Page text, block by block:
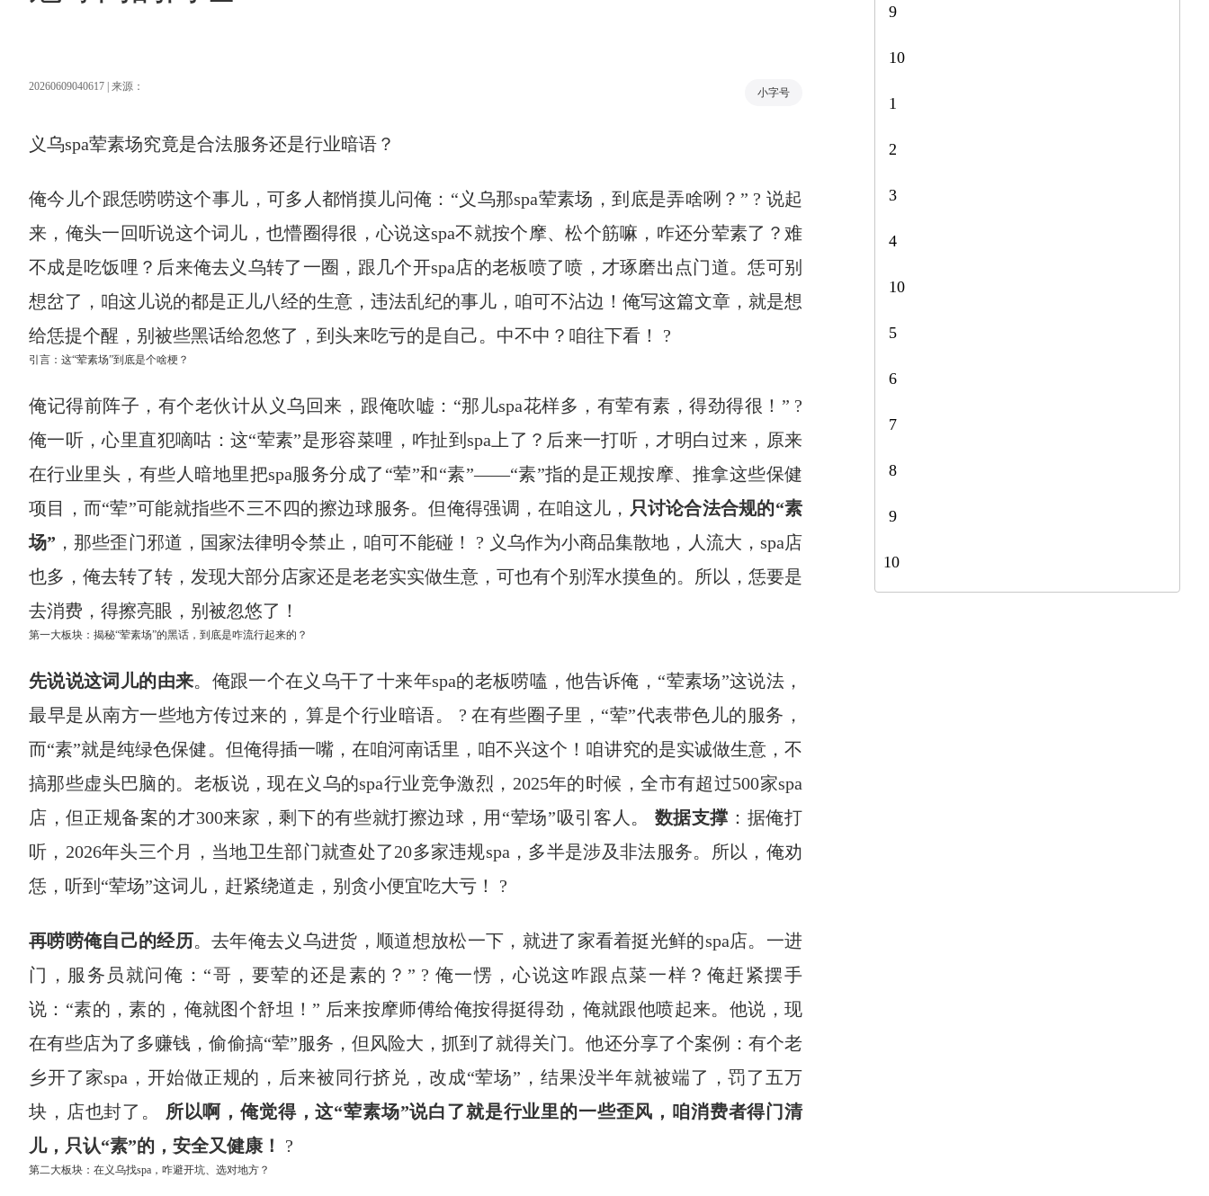
20260609040617 | 来源： 小字号
义乌spa荤素场究竟是合法服务还是行业暗语？
俺今儿个跟恁唠唠这个事儿，可多人都悄摸儿问俺：“义乌那spa荤素场，到底是弄啥咧？” ? 说起
来，俺头一回听说这个词儿，也懵圈得很，心说这spa不就按个摩、松个筋嘛，咋还分荤素了？难
不成是吃饭哩？后来俺去义乌转了一圈，跟几个开spa店的老板喷了喷，才琢磨出点门道。恁可别
想岔了，咱这儿说的都是正儿八经的生意，违法乱纪的事儿，咱可不沾边！俺写这篇文章，就是想
给恁提个醒，别被些黑话给忽悠了，到头来吃亏的是自己。中不中？咱往下看！ ?
引言：这“荤素场”到底是个啥梗？
俺记得前阵子，有个老伙计从义乌回来，跟俺吹嘘：“那儿spa花样多，有荤有素，得劲得很！” ?
俺一听，心里直犯嘀咕：这“荤素”是形容菜哩，咋扯到spa上了？后来一打听，才明白过来，原来
在行业里头，有些人暗地里把spa服务分成了“荤”和“素”——“素”指的是正规按摩、推拿这些保健
项目，而“荤”可能就指些不三不四的擦边球服务。但俺得强调，在咱这儿， 只讨论合法合规的“素
场” ，那些歪门邪道，国家法律明令禁止，咱可不能碰！ ? 义乌作为小商品集散地，人流大，spa店
也多，俺去转了转，发现大部分店家还是老老实实做生意，可也有个别浑水摸鱼的。所以，恁要是
去消费，得擦亮眼，别被忽悠了！
第一大板块：揭秘“荤素场”的黑话，到底是咋流行起来的？
先说说这词儿的由来。俺跟一个在义乌干了十来年spa的老板唠嗑，他告诉俺，“荤素场”这说法，
最早是从南方一些地方传过来的，算是个行业暗语。 ? 在有些圈子里，“荤”代表带色儿的服务，
而“素”就是纯绿色保健。但俺得插一嘴，在咱河南话里，咱不兴这个！咱讲究的是实诚做生意，不
搞那些虚头巴脑的。老板说，现在义乌的spa行业竞争激烈，2025年的时候，全市有超过500家spa
店，但正规备案的才300来家，剩下的有些就打擦边球，用“荤场”吸引客人。 数据支撑 ：据俺打
听，2026年头三个月，当地卫生部门就查处了20多家违规spa，多半是涉及非法服务。所以，俺劝
恁，听到“荤场”这词儿，赶紧绕道走，别贪小便宜吃大亏！ ?
再唠唠俺自己的经历。去年俺去义乌进货，顺道想放松一下，就进了家看着挺光鲜的spa店。一进
门，服务员就问俺：“哥，要荤的还是素的？” ? 俺一愣，心说这咋跟点菜一样？俺赶紧摆手
说：“素的，素的，俺就图个舒坦！” 后来按摩师傅给俺按得挺得劲，俺就跟他喷起来。他说，现
在有些店为了多赚钱，偷偷搞“荤”服务，但风险大，抓到了就得关门。他还分享了个案例：有个老
乡开了家spa，开始做正规的，后来被同行挤兑，改成“荤场”，结果没半年就被端了，罚了五万
块，店也封了。
所以啊，俺觉得，这“荤素场”说白了就是行业里的一些歪风，咱消费者得门清
儿，只认“素”的，安全又健康！
​ ?
第二大板块：在义乌找spa，咋避开坑、选对地方？
9
10
1
2
3
4
10
5
6
7
8
9
10